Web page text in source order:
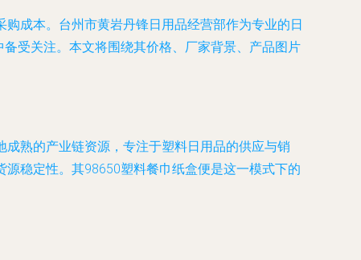
成本。台州市黄岩丹锋日用品经营部作为专业的日
受关注。本文将围绕其价格、厂家背景、产品图片
熟的产业链资源，专注于塑料日用品的供应与销
稳定性。其98650塑料餐巾纸盒便是这一模式下的